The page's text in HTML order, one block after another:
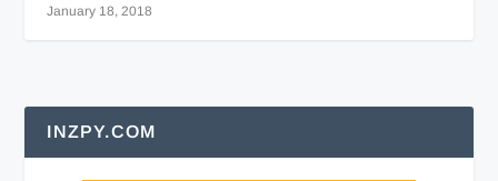
January 18, 2018
INZPY.COM